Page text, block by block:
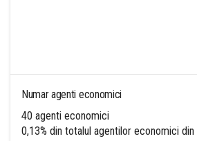
Numar agenti economici
40 agenti economici
0,13% din totalul agentilor economici